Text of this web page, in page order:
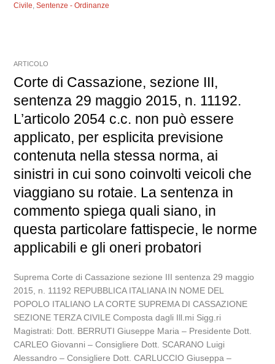
Civile,Sentenze - Ordinanze
ARTICOLO
Corte di Cassazione, sezione III,
sentenza 29 maggio 2015, n. 11192.
L’articolo 2054 c.c. non può essere
applicato, per esplicita previsione
contenuta nella stessa norma, ai
sinistri in cui sono coinvolti veicoli che
viaggiano su rotaie. La sentenza in
commento spiega quali siano, in
questa particolare fattispecie, le norme
applicabili e gli oneri probatori
Suprema Corte di Cassazione sezione III sentenza 29 maggio
2015, n. 11192 REPUBBLICA ITALIANA IN NOME DEL
POPOLO ITALIANO LA CORTE SUPREMA DI CASSAZIONE
SEZIONE TERZA CIVILE Composta dagli Ill.mi Sigg.ri
Magistrati: Dott. BERRUTI Giuseppe Maria – Presidente Dott.
CARLEO Giovanni – Consigliere Dott. SCARANO Luigi
Alessandro – Consigliere Dott. CARLUCCIO Giuseppa –